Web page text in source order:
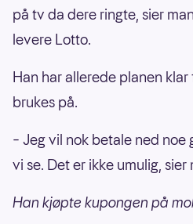
på tv da dere ringte, sier
levere Lotto.
Han har allerede planen
brukes på.
– Jeg vil nok betale ned noe
vi se. Det er ikke umulig, sier
Han kjøpte kupongen på